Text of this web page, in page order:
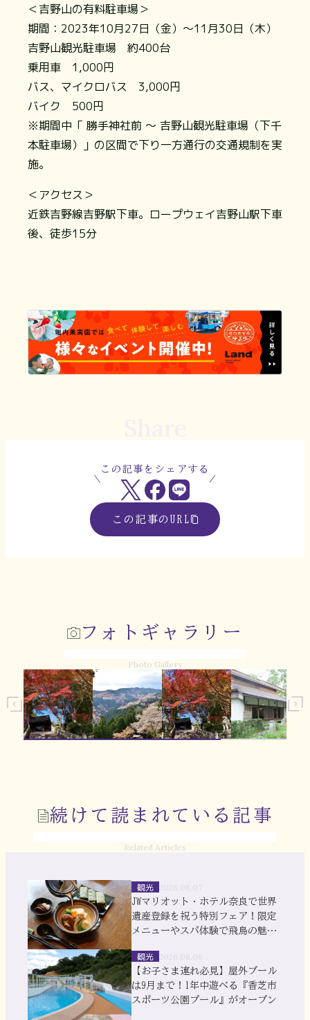
＜吉野山の有料駐車場＞
期間：2023年10月27日（金）～11月30日（木）
吉野山観光駐車場 約400台
乗用車 1,000円
バス、マイクロバス 3,000円
バイク 500円
※期間中「 勝手神社前 ～ 吉野山観光駐車場（下千
本駐車場）」の区間で下り一方通行の交通規制を実
施。
＜アクセス＞
近鉄吉野線吉野駅下車。ロープウェイ吉野山駅下車
後、徒歩15分
この記事をシェアする
この記事のURL
フォトギャラリー
Photo Gallery
続けて読まれている記事
Related Articles
観光
JWマリオット・ホテル奈良で世界
遺産登録を祝う特別フェア！限定
メニューやスパ体験で飛鳥の魅力
観光
【お子さま連れ必見】屋外プール
は9月まで！1年中遊べる『香芝市
スポーツ公園プール』がオープン